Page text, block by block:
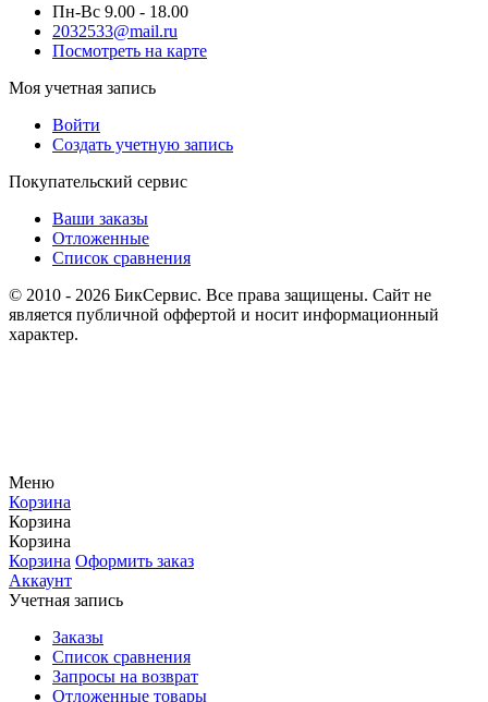
Пн-Вс 9.00 - 18.00
2032533@mail.ru
Посмотреть на карте
Моя учетная запись
Войти
Создать учетную запись
Покупательский сервис
Ваши заказы
Отложенные
Список сравнения
© 2010 - 2026 БикСервис. Все права защищены. Сайт не
является публичной оффертой и носит информационный
характер.
Меню
Корзина
Корзина
Корзина
Корзина Оформить заказ
Аккаунт
Учетная запись
Заказы
Список сравнения
Запросы на возврат
Отложенные товары